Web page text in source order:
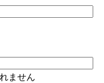
ません